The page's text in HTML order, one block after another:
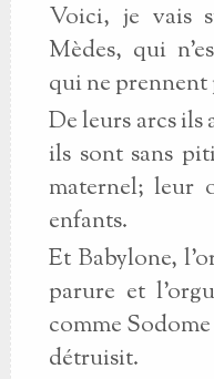
Voici, je vais
Mèdes, qui
qui ne
De leurs arcs ils
ils sont sans
maternel; leur
enfants.
Et Babylone,
parure et
comme
détruisit.